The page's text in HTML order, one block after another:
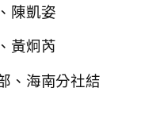
、陳凱姿
黃炯芮
、海南分社結